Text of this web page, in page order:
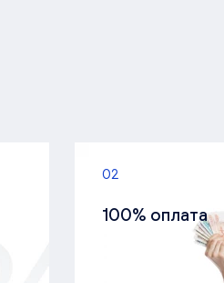
02
100% оплата